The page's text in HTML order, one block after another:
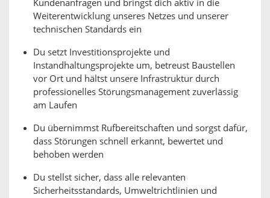
Kundenanfragen und bringst dich aktiv in die
Weiterentwicklung unseres Netzes und unserer
technischen Standards ein
Du setzt Investitionsprojekte und
Instandhaltungsprojekte um, betreust Baustellen
vor Ort und hältst unsere Infrastruktur durch
professionelles Störungsmanagement zuverlässig
am Laufen
Du übernimmst Rufbereitschaften und sorgst dafür,
dass Störungen schnell erkannt, bewertet und
behoben werden
Du stellst sicher, dass alle relevanten
Sicherheitsstandards, Umweltrichtlinien und